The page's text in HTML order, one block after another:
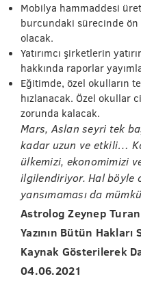
Mobilya hammaddesi
burcundaki sürecinde ön
olacak.
Yatırımcı şirketlerin
hakkında raporlar
Eğitimde, özel okulların
hızlanacak. Özel okullar
zorunda kalacak.
Mars, Aslan seyri tek
kadar uzun ve etkili…
ülkemizi, ekonomimizi
ilgilendiriyor. Hal böyle
yansımaması da
Astrolog Zeynep Turan
Yazının Bütün Hakları
Kaynak Gösterilerek
04.06.2021